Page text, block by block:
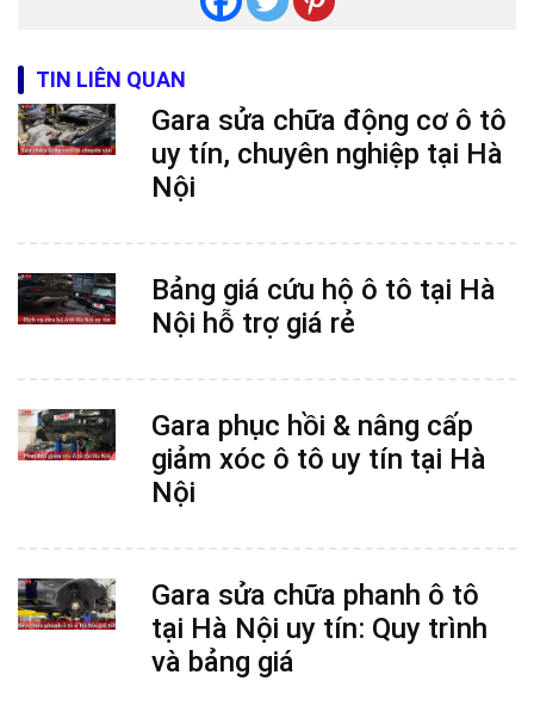
TIN LIÊN QUAN
Gara sửa chữa động cơ ô tô
uy tín, chuyên nghiệp tại Hà
Nội
Bảng giá cứu hộ ô tô tại Hà
Nội hỗ trợ giá rẻ
Gara phục hồi & nâng cấp
giảm xóc ô tô uy tín tại Hà
Nội
Gara sửa chữa phanh ô tô
tại Hà Nội uy tín: Quy trình
và bảng giá